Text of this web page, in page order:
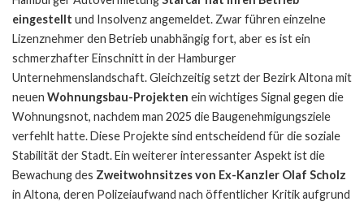
eingestellt und Insolvenz angemeldet. Zwar führen einzelne
Lizenznehmer den Betrieb unabhängig fort, aber es ist ein
schmerzhafter Einschnitt in der Hamburger
Unternehmenslandschaft. Gleichzeitig setzt der Bezirk Altona mit
neuen Wohnungsbau-Projekten ein wichtiges Signal gegen die
Wohnungsnot, nachdem man 2025 die Baugenehmigungsziele
verfehlt hatte. Diese Projekte sind entscheidend für die soziale
Stabilität der Stadt. Ein weiterer interessanter Aspekt ist die
Bewachung des Zweitwohnsitzes von Ex-Kanzler Olaf Scholz
in Altona, deren Polizeiaufwand nach öffentlicher Kritik aufgrund